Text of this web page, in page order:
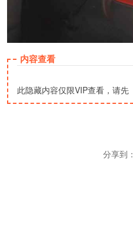
内容查看
此隐藏内容仅限VIP查看，请先
分享到：